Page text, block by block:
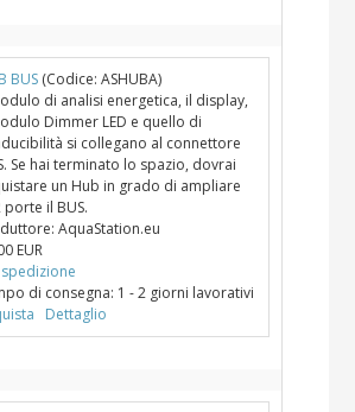
BUS (Codice: ASHUBA)
di analisi energetica, il display,
Dimmer LED e quello di
si collegano al connettore
Se hai terminato lo spazio, dovrai
un Hub in grado di ampliare
porte il BUS.
AquaStation.eu
EUR
spedizione
di consegna: 1 - 2 giorni lavorativi
Dettaglio